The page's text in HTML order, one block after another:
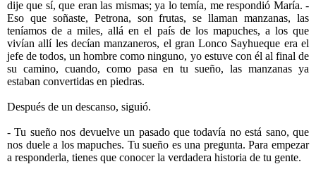
dije que sí, que eran las mismas; ya lo temía, me respondió María. -
Eso que soñaste, Petrona, son frutas, se llaman manzanas, las
teníamos de a miles, allá en el país de los mapuches, a los que
vivían allí les decían manzaneros, el gran Lonco Sayhueque era el
jefe de todos, un hombre como ninguno, yo estuve con él al final de
su camino, cuando, como pasa en tu sueño, las manzanas ya
estaban convertidas en piedras.
Después de un descanso, siguió.
- Tu sueño nos devuelve un pasado que todavía no está sano, que
nos duele a los mapuches. Tu sueño es una pregunta. Para empezar
a responderla, tienes que conocer la verdadera historia de tu gente.